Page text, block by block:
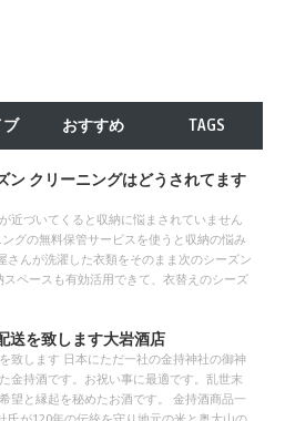
ブ おすすめ TAGS
ン クリーニングはどうされてます
近づいてくると収納に悩まされていません
グの無料保管サービスを使うと収納の悩み
さんが洗濯した衣類をそのまま次のシーズン
ペースも有効活用できて、衣替えのシーズ
送を致します大岩酒店
致します 日本にただ一社の金持神社の御神
金持酒です。お祝い事に最適です。乱世末
望と縁起を秘めたお酒です。 金持酒商品一